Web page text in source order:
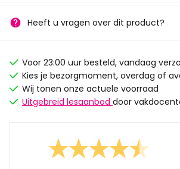
Heeft u vragen over dit product?
Voor 23:00 uur besteld, vandaag
Kies je bezorgmoment, overdag of
Wij tonen onze actuele voorraad
Uitgebreid lesaanbod door